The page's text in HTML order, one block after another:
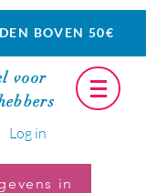
BOVEN 50€
voor
Log in
in